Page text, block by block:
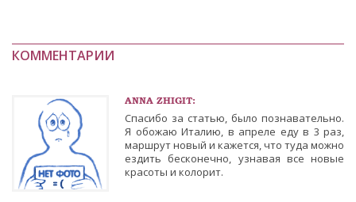
КОММЕНТАРИИ
ANNA ZHIGIT:
Спасибо за статью, было познавательно.
Я обожаю Италию, в апреле еду в 3 раз,
маршрут новый и кажется, что туда можно
ездить бесконечно, узнавая все новые
красоты и колорит.